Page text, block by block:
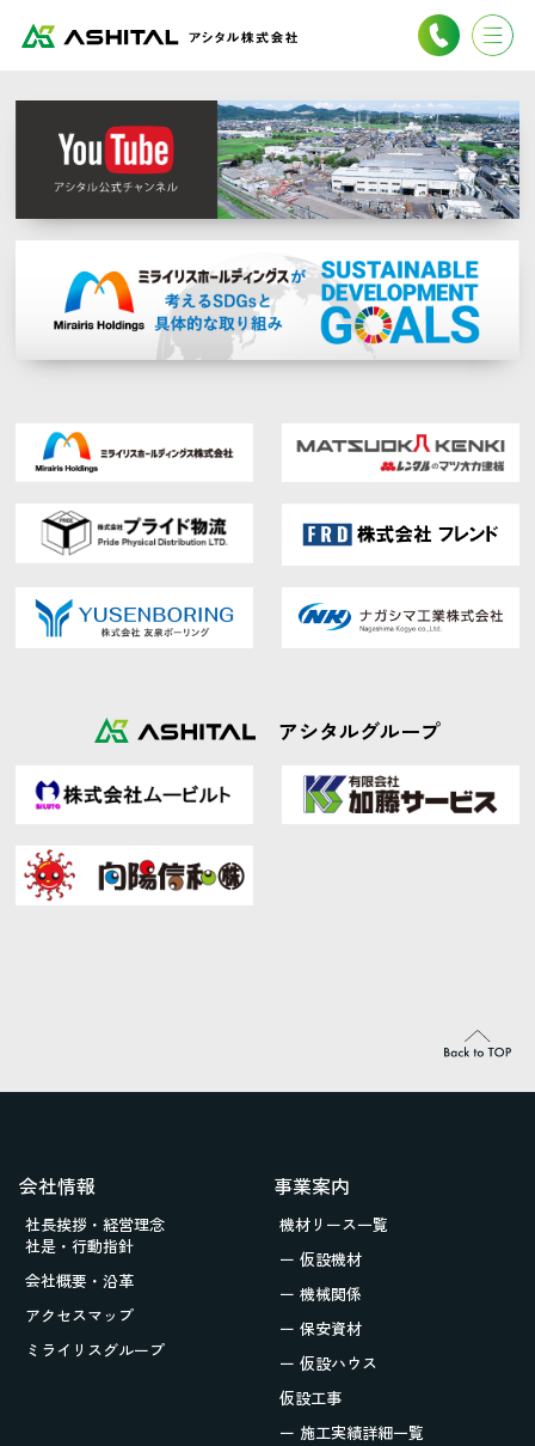
アシタルグループ
会社情報
社長挨拶・経営理念
社是・行動指針
会社概要・沿革
アクセスマップ
ミライリスグループ
事業案内
機材リース一覧
ー 仮設機材
ー 機械関係
ー 保安資材
ー 仮設ハウス
仮設工事
ー 施工実績詳細一覧